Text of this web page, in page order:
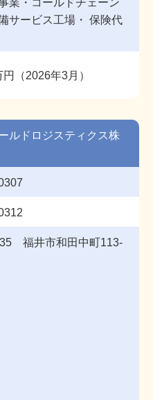
業・コールドチェーン
サービス工場・ 保険代
（2026年3月）
ルドロジスティクス株
福井市和田中町113-